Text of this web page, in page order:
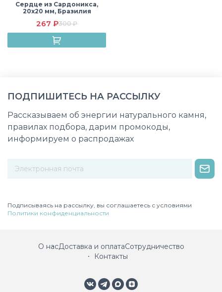
Сердце из Сардоникса,
20х20 мм, Бразилия
267 ₽300 ₽
ПОДПИШИТЕСЬ НА РАССЫЛКУ
Рассказываем об энергии натурального камня,
правилах подбора, дарим промокоды,
информируем о распродажах
Подписываясь на рассылку, вы соглашаетесь с условиями
Политики конфиденциальности
О насДоставка и оплатаСотрудничество
Контакты